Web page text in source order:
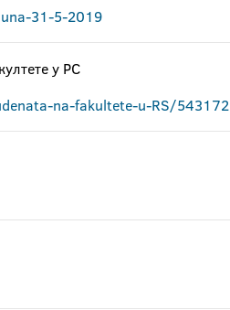
31-5-2019
у РС
na-fakultete-u-RS/543172